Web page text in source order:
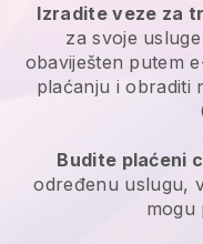
Izradite veze za
za svoje
obaviješten putem
plaćanju i obraditi
Budite plaćeni
određenu uslugu,
mogu